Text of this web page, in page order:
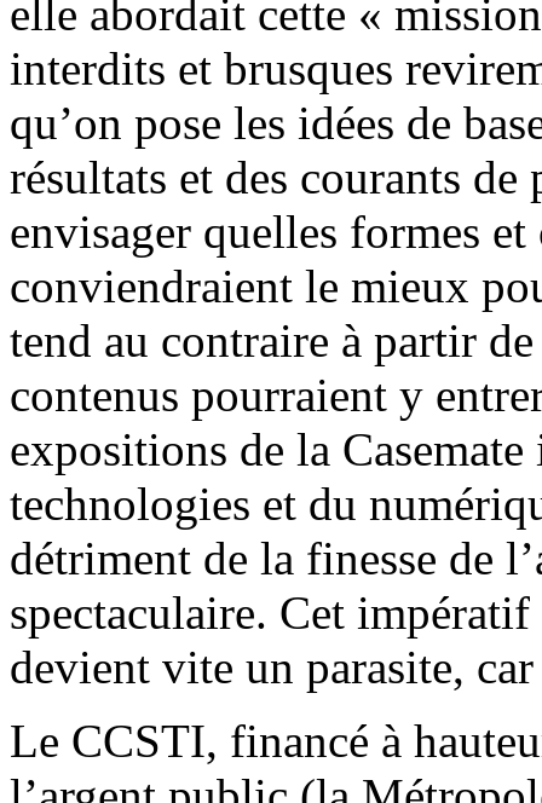
elle abordait cette «
interdits et brusques
qu’on pose les idées de
résultats et des courants
envisager quelles formes
conviendraient le mieux
tend au contraire à partir
contenus pourraient y
expositions de la
technologies et du
détriment de la finesse de
spectaculaire. Cet
devient vite un parasite,
Le CCSTI, financé à